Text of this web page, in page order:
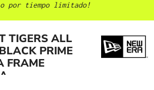
por tiempo limitado!
TIGERS ALL
PRIME
FRAME